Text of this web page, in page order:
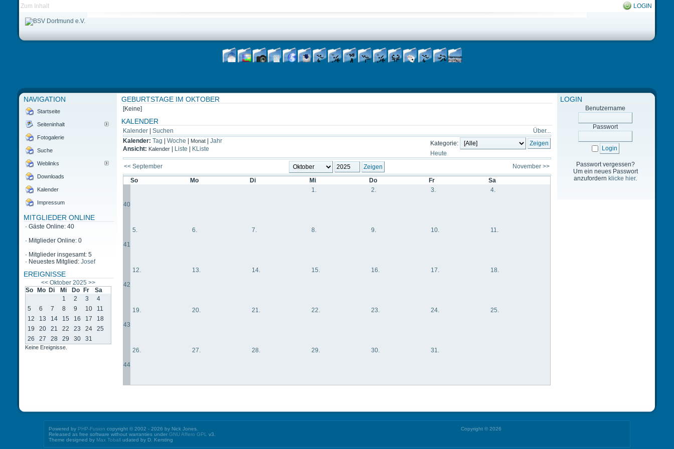
Zum Inhalt LOGIN
NAVIGATION
Startseite
Seiteninhalt
Fotogalerie
Suche
Weblinks
Downloads
Kalender
Impressum
MITGLIEDER ONLINE
· Gäste Online: 40
· Mitglieder Online: 0
· Mitglieder insgesamt: 5
· Neuestes Mitglied:Josef
EREIGNISSE
<< Oktober 2025 >>
So
Mo Di Mi Do Fr
Sa
1
2 3
4
5
6 7 8 9 10
11
12
13 14 15 16 17
18
19
20 21 22 23 24
25
26
27 28 29 30 31
Keine Ereignisse.
LOGIN
Benutzername
Passwort
Passwort vergessen?
Um ein neues Passwort
anzufordernklicke hier.
GEBURTSTAGE IM OKTOBER
[Keine]
KALENDER
Kalender |Suchen
Über...
Kalender: Tag |Woche Monat |Jahr
Ansicht: Kalender Liste KListe
Kategorie:
Heute
<< September
November >>
So
Mo Di Mi Do Fr Sa
40
1. 2. 3. 4.
41
5. 6. 7. 8. 9. 10. 11.
42
12. 13. 14. 15. 16. 17. 18.
43
19. 20. 21. 22. 23. 24. 25.
44
26. 27. 28. 29. 30. 31.
Powered by PHP-Fusion copyright © 2002 - 2026 by Nick Jones.
Released as free software without warranties underGNU Affero GPL
v3.
Theme designed by Max Toball udated by D. Kersting
Copyright © 2026